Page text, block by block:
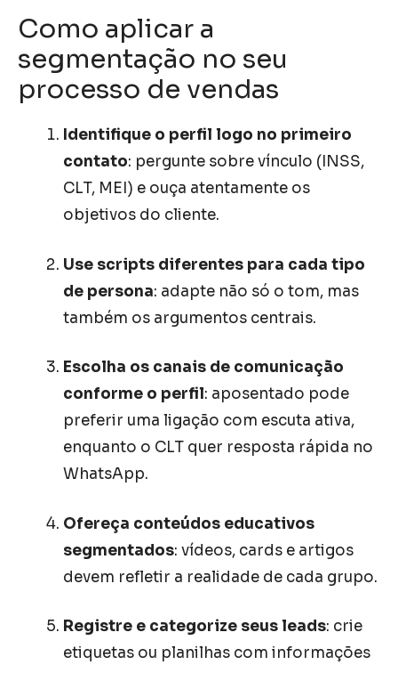
Como aplicar a
segmentação no seu
processo de vendas
Identifique o perfil logo no primeiro
contato: pergunte sobre vínculo (INSS,
CLT, MEI) e ouça atentamente os
objetivos do cliente.
Use scripts diferentes para cada tipo
de persona: adapte não só o tom, mas
também os argumentos centrais.
Escolha os canais de comunicação
conforme o perfil: aposentado pode
preferir uma ligação com escuta ativa,
enquanto o CLT quer resposta rápida no
WhatsApp.
Ofereça conteúdos educativos
segmentados: vídeos, cards e artigos
devem refletir a realidade de cada grupo.
Registre e categorize seus leads: crie
etiquetas ou planilhas com informações